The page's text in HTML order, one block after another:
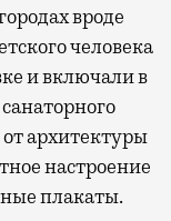
вроде
человека
и включали в
от архитектуры
настроение
плакаты.